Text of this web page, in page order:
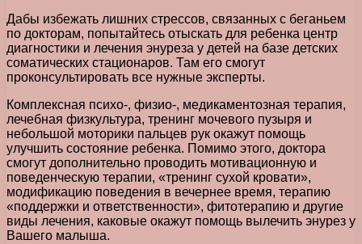
Дабы избежать лишних стрессов, связанных с беганьем
по докторам, попытайтесь отыскать для ребенка центр
диагностики и лечения энуреза у детей на базе детских
соматических стационаров. Там его смогут
проконсультировать все нужные эксперты.
Комплексная психо-, физио-, медикаментозная терапия,
лечебная физкультура, тренинг мочевого пузыря и
небольшой моторики пальцев рук окажут помощь
улучшить состояние ребенка. Помимо этого, доктора
смогут дополнительно проводить мотивационную и
поведенческую терапии, «тренинг сухой кровати»,
модификацию поведения в вечернее время, терапию
«поддержки и ответственности», фитотерапию и другие
виды лечения, каковые окажут помощь вылечить энурез у
Вашего малыша.